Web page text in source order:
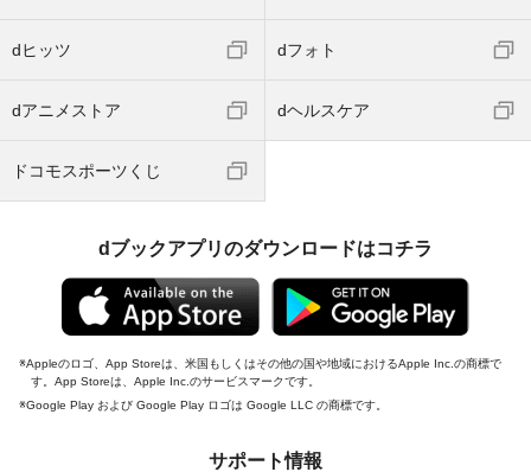
dヒッツ dフォト
dアニメストア dヘルスケア
ドコモスポーツくじ
dブックアプリのダウンロードはコチラ
Appleのロゴ、App Storeは、米国もしくはその他の国や地域におけるApple Inc.の商標で
す。App Storeは、Apple Inc.のサービスマークです。
Google Play および Google Play ロゴは Google LLC の商標です。
サポート情報